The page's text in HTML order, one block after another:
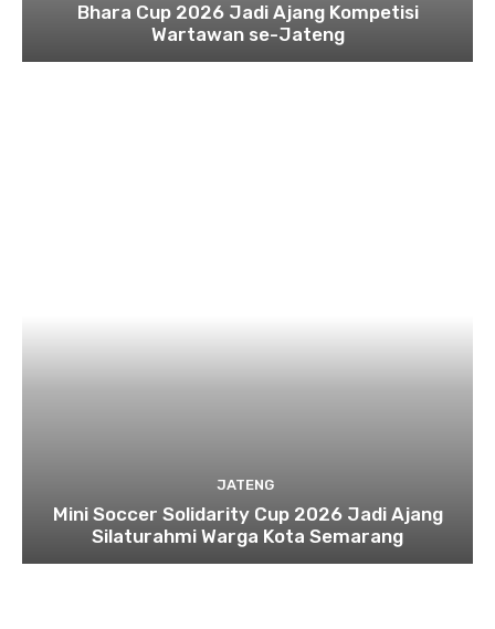
Bhara Cup 2026 Jadi Ajang Kompetisi
Wartawan se-Jateng
JATENG
Mini Soccer Solidarity Cup 2026 Jadi Ajang
Silaturahmi Warga Kota Semarang